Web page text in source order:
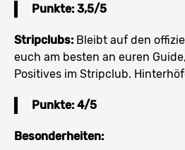
Punkte: 3,5/5
Stripclubs: Bleibt auf den
euch am besten an euren
Positives im Stripclub.
Punkte: 4/5
Besonderheiten: